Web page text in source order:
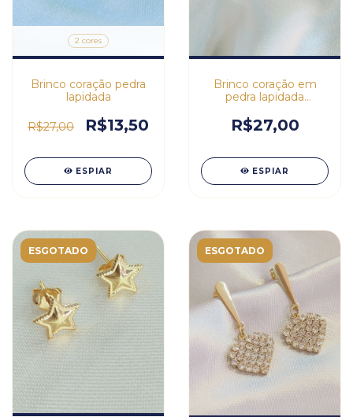
2 cores
Brinco coração pedra
lapidada
R$27,00 R$13,50
ESPIAR
Brinco coração em
pedra lapidada
R$27,00
ESPIAR
ESGOTADO ESGOTADO